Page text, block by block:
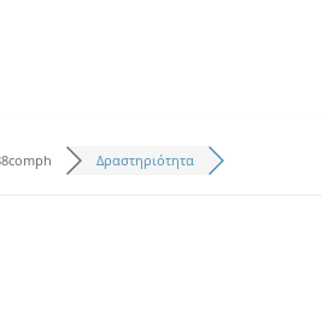
Δραστηριότητα